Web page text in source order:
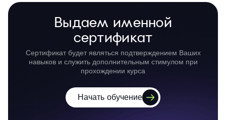
Выдаем именной
сертификат
Сертификат будет являться подтверждением Ваших
навыков и служить дополнительным стимулом при
прохождении курса
Начать обучение